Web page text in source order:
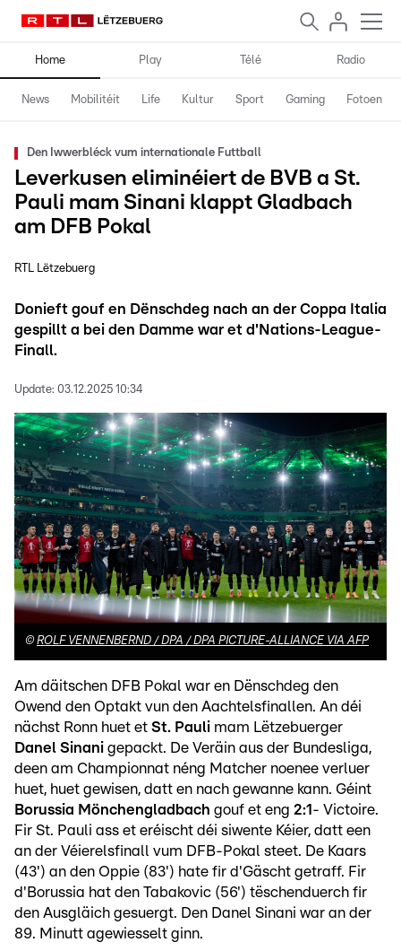
Home Play Télé Radio
News Mobilitéit Life Kultur Sport Gaming Fotoen
Den Iwwerbléck vum internationale Futtball
Leverkusen eliminéiert de BVB a St.
Pauli mam Sinani klappt Gladbach
am DFB Pokal
RTL Lëtzebuerg
Donieft gouf en Dënschdeg nach an der Coppa Italia
gespillt a bei den Damme war et d'Nations-League-
Finall.
Update: 03.12.2025 10:34
© ROLF VENNENBERND / DPA / DPA PICTURE-ALLIANCE VIA AFP
Am däitschen DFB Pokal war en Dënschdeg den
Owend den Optakt vun den Aachtelsfinallen. An déi
nächst Ronn huet et St. Pauli mam Lëtzebuerger
Danel Sinani gepackt. De Veräin aus der Bundesliga,
deen am Championnat néng Matcher noenee verluer
huet, huet gewisen, datt en nach gewanne kann. Géint
Borussia Mönchengladbach gouf et eng 2:1 - Victoire.
Fir St. Pauli ass et eréischt déi siwente Kéier, datt een
an der Véierelsfinall vum DFB-Pokal steet. De Kaars
(43') an den Oppie (83') hate fir d'Gäscht getraff. Fir
d'Borussia hat den Tabakovic (56') tëschenduerch fir
den Ausgläich gesuergt. Den Danel Sinani war an der
89. Minutt agewiesselt ginn.